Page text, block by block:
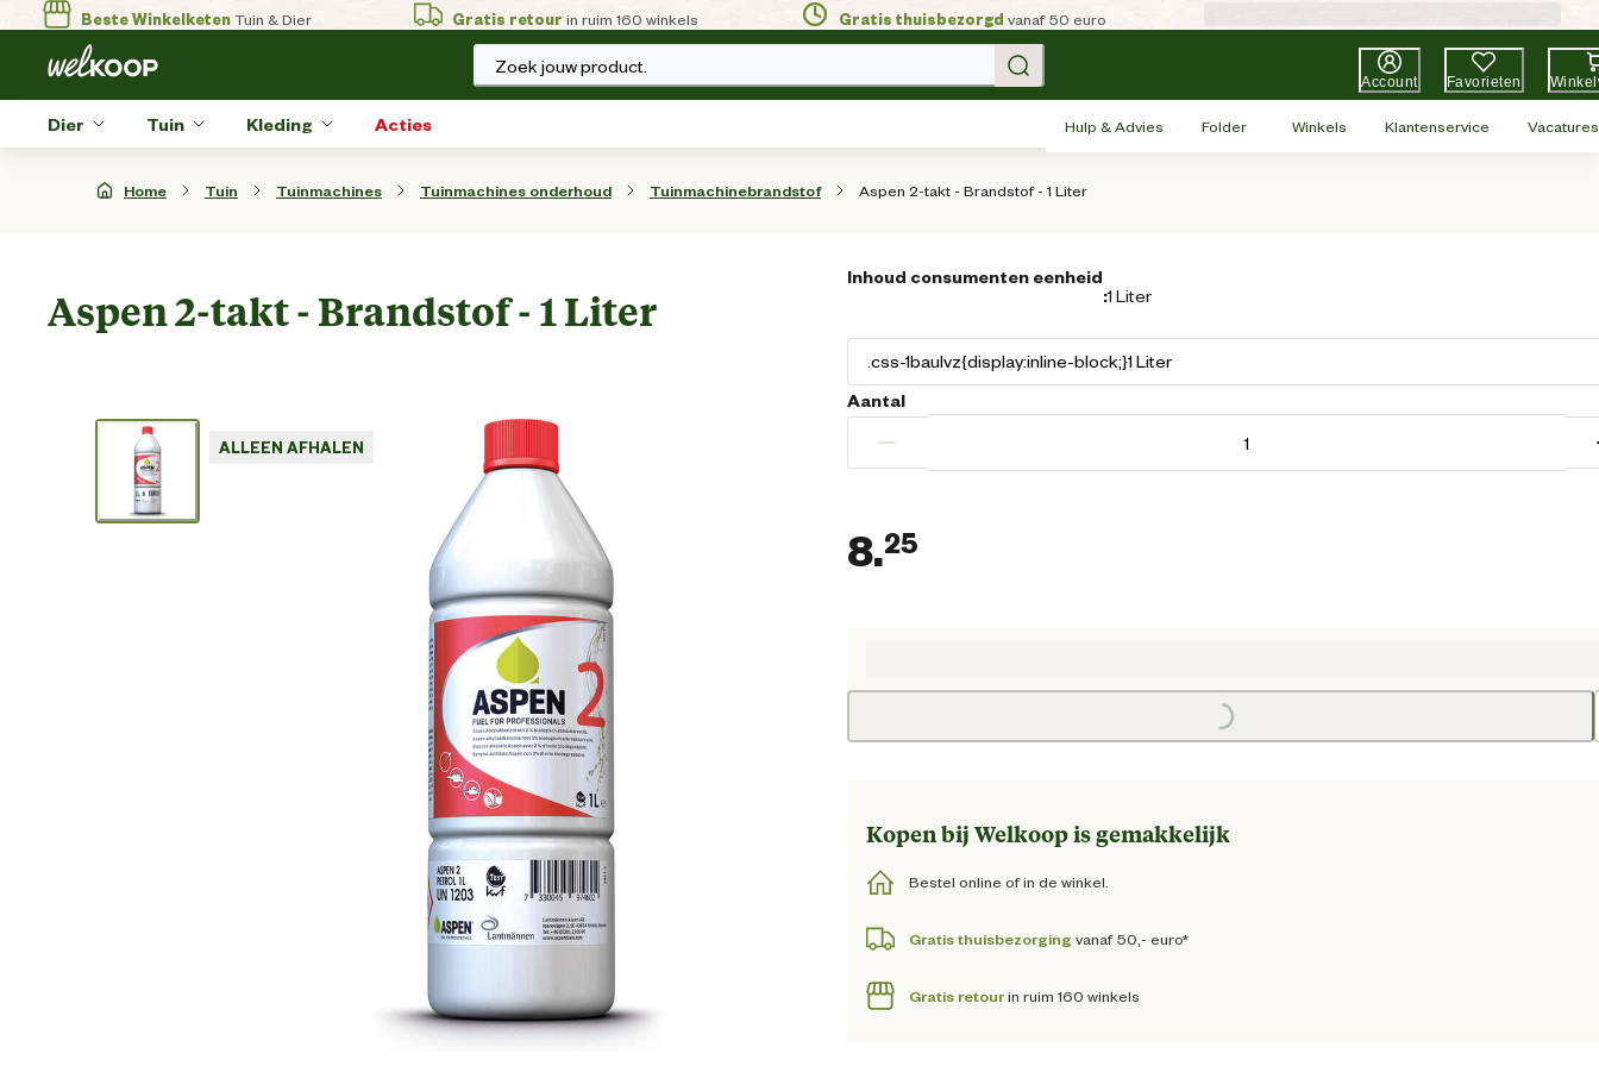
Beste WinkelketenTuin & Dier Gratis retour in ruim 160 winkels Gratis thuisbezorgd vanaf 50 euro
Zoek jouw product.
Account Favorieten
Dier Tuin Kleding Acties Hulp & Advies Folder Winkels Klantenservice Vacatures
Home Tuin Tuinmachines Tuinmachines onderhoud Tuinmachinebrandstof Aspen 2-takt - Brandstof - 1 Liter
Aspen 2-takt - Brandstof - 1 Liter
ALLEEN AFHALEN
Inhoud consumenten eenheid
:1 Liter
Aantal
−
8.25
Loading...
Kopen bij Welkoop is gemakkelijk
Bestel online of in de winkel.
Gratis thuisbezorging vanaf 50,- euro*
Gratis retourin ruim 160 winkels